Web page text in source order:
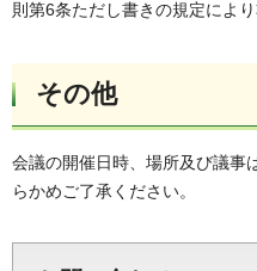
則第6条ただし書きの規定によ
その他
会議の開催日時、場所及び議事
らかめご了承ください。